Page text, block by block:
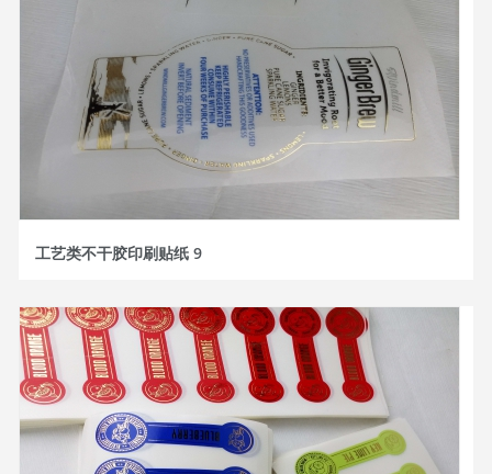
工艺类不干胶印刷贴纸 9